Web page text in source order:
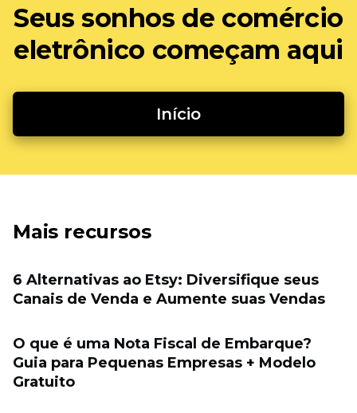
Seus sonhos de comércio
eletrônico começam aqui
Início
Mais recursos
6 Alternativas ao Etsy: Diversifique seus
Canais de Venda e Aumente suas Vendas
O que é uma Nota Fiscal de Embarque?
Guia para Pequenas Empresas + Modelo
Gratuito